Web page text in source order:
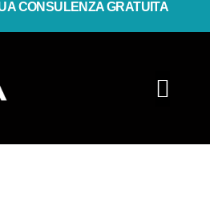
CONSULENZA GRATUITA